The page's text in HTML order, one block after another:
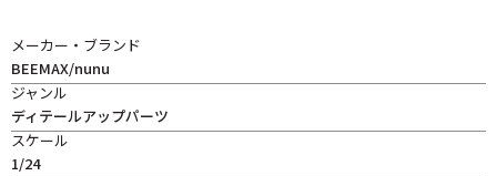
メーカー・ブランド
BEEMAX/nunu
ジャンル
ディテールアップパーツ
スケール
1/24